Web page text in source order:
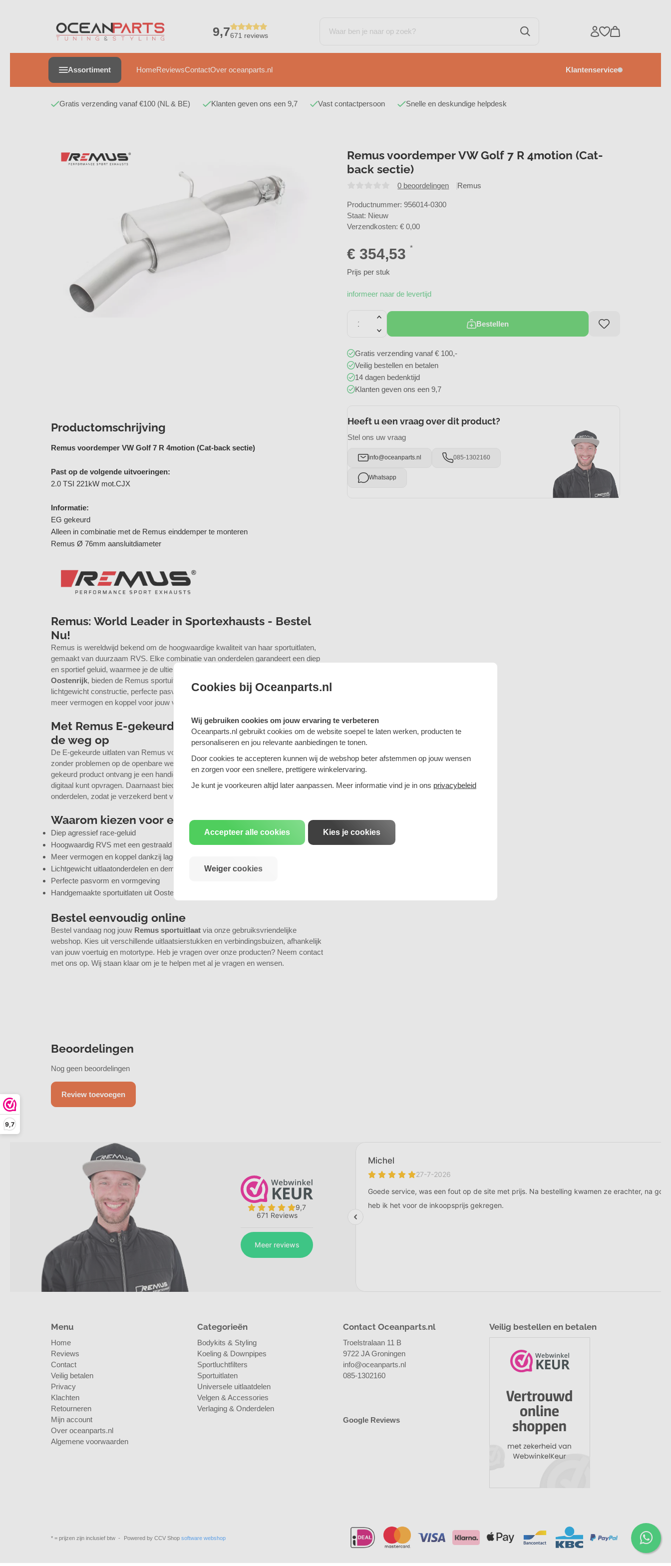
9,7
9,7671 reviews
Assortiment HomeReviewsContactOver oceanparts.nl Klantenservice
Gratis verzending vanaf €100 (NL & BE) Klanten geven ons een 9,7 Vast contactpersoon Snelle en deskundige helpdesk
Remus voordemper VW Golf 7 R 4motion (Cat-
back sectie)
0 beoordelingen Remus
Productnummer: 956014-0300
Staat: Nieuw
Verzendkosten: € 0,00
€ 354,53 *
Prijs per stuk
informeer naar de levertijd
Bestellen
Gratis verzending vanaf € 100,-
Veilig bestellen en betalen
14 dagen bedenktijd
Klanten geven ons een 9,7
Heeft u een vraag over dit product?
Stel ons uw vraag
info@oceanparts.nl 085-1302160
Whatsapp
Productomschrijving
Remus voordemper VW Golf 7 R 4motion (Cat-back sectie)
Past op de volgende uitvoeringen:
2.0 TSI 221kW mot.CJX
Informatie:
EG gekeurd
Alleen in combinatie met de Remus einddemper te monteren
Remus Ø 76mm aansluitdiameter
Remus: World Leader in Sportexhausts - Bestel
Nu!
Remus is wereldwijd bekend om de hoogwaardige kwaliteit van haar sportuitlaten,
gemaakt van duurzaam RVS. Elke combinatie van onderdelen garandeert een diep
en sportief geluid, waarmee je de ultieme uitlaatervaring beleeft.
Oostenrijk, bieden de Remus sportuitlaten een gestraald oppervlak, een
lichtgewicht constructie, perfecte pasvorm en minder tegendruk. Dit resulteert in
meer vermogen en koppel voor jouw voertuig.
Met Remus E-gekeurde uitlaten zonder zorgen
de weg op
De E-gekeurde uitlaten van Remus voldoen aan de strengste normen, zodat je
zonder problemen op de openbare weg kunt rijden. Bij elke bestelling van een E-
gekeurd product ontvang je een handige QR-code waarmee je de documenten
digitaal kunt opvragen. Daarnaast biedt Remus3 jaar garantieop alle producten en
onderdelen, zodat je verzekerd bent van topkwaliteit en betrouwbaarheid.
Waarom kiezen voor een Remus sportuitlaat?
Diep agressief race-geluid
Hoogwaardig RVS met een gestraald oppervlak
Meer vermogen en koppel dankzij lage tegendruk
Lichtgewicht uitlaatonderdelen en dempers
Perfecte pasvorm en vormgeving
Handgemaakte sportuitlaten uit Oostenrijk
Bestel eenvoudig online
Bestel vandaag nog jouw Remus sportuitlaat via onze gebruiksvriendelijke
webshop. Kies uit verschillende uitlaatsierstukken en verbindingsbuizen, afhankelijk
van jouw voertuig en motortype. Heb je vragen over onze producten? Neem contact
met ons op. Wij staan klaar om je te helpen met al je vragen en wensen.
Beoordelingen
Nog geen beoordelingen
Review toevoegen
Klanten geven ons een 9,7
Categorieën
Bodykits & Styling
Koeling & Downpipes
Sportluchtfilters
Sportuitlaten
Universele uitlaatdelen
Velgen & Accessories
Verlaging & Onderdelen
Menu
Home
Reviews
Contact
Veilig betalen
Privacy
Klachten
Retourneren
Mijn account
Over oceanparts.nl
Algemene voorwaarden
Contact Oceanparts.nl
Troelstralaan 11 B
9722 JA Groningen
info@oceanparts.nl
085-1302160
Google Reviews
Veilig bestellen en betalen
* = prijzen zijn inclusief btw - Powered by CCV Shop software webshop
Cookies bij Oceanparts.nl
Wij gebruiken cookies om jouw ervaring te verbeteren
Oceanparts.nl gebruikt cookies om de website soepel te laten werken, producten te
personaliseren en jou relevante aanbiedingen te tonen.
Door cookies te accepteren kunnen wij de webshop beter afstemmen op jouw wensen
en zorgen voor een snellere, prettigere winkelervaring.
Je kunt je voorkeuren altijd later aanpassen. Meer informatie vind je in ons privacybeleid
Accepteer alle cookies Kies je cookies
Weiger cookies